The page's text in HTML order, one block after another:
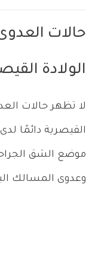
حالات
الولادة
لا تظهر حالات
القيصرية دائمًا
موضع الشق
وعدوى المسالك